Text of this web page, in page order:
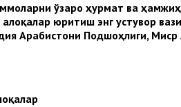
ўзаро ҳурмат ва
юритиш энг устувор
Арабистони Подшоҳлиги,